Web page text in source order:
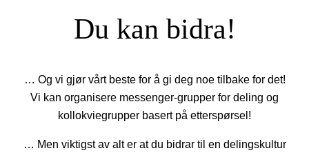
Du kan bidra!
… Og vi gjør vårt beste for å gi deg noe tilbake for det!
Vi kan organisere messenger-grupper for deling og
kollokviegrupper basert på etterspørsel!
… Men viktigst av alt er at du bidrar til en delingskultur